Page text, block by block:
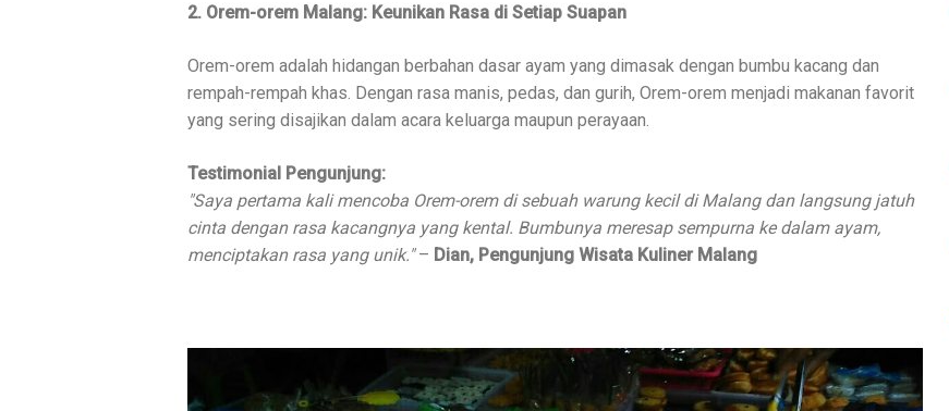
2. Orem-orem Malang: Keunikan Rasa di Setiap Suapan
Orem-orem adalah hidangan berbahan dasar ayam yang dimasak dengan bumbu kacang dan
rempah-rempah khas. Dengan rasa manis, pedas, dan gurih, Orem-orem menjadi makanan favorit
yang sering disajikan dalam acara keluarga maupun perayaan.
Testimonial Pengunjung:
"Saya pertama kali mencoba Orem-orem di sebuah warung kecil di Malang dan langsung jatuh
cinta dengan rasa kacangnya yang kental. Bumbunya meresap sempurna ke dalam ayam,
menciptakan rasa yang unik."– Dian, Pengunjung Wisata Kuliner Malang